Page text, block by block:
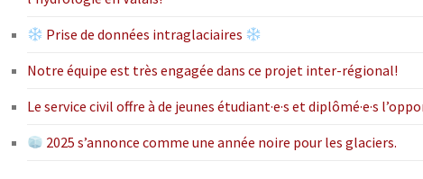
Prise de données intraglaciaires
Notre équipe est très engagée dans ce projet inter-régional!
Le service civil offre à de jeunes étudiant·e·s et diplômé·e·s
2025 s’annonce comme une année noire pour les glaciers.